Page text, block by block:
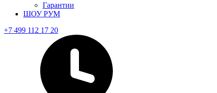
Гарантии
ШОУ РУМ
+7 499 112 17 20